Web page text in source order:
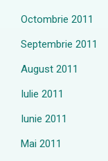
Octombrie 2011
Septembrie 2011
August 2011
Iulie 2011
Iunie 2011
Mai 2011